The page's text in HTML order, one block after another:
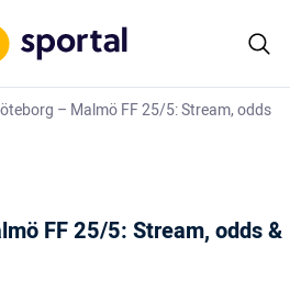
– Malmö FF 25/5: Stream, odds
FF 25/5: Stream, odds &